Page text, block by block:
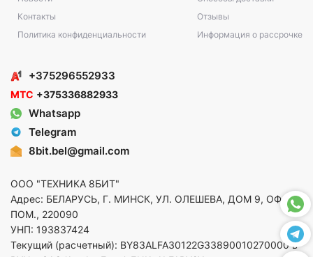
Контакты
Политика конфиденциальности
Отзывы
Информация о рассрочке
+375296552933
МТС +375336882933
Whatsapp
Telegram
8bit.bel@gmail.com
ООО "ТЕХНИКА 8БИТ"
Адрес: БЕЛАРУСЬ, Г. МИНСК, УЛ. ОЛЕШЕВА, ДОМ 9, ОФ. 5,
ПОМ., 220090
УНП: 193837424
Текущий (расчетный): BY83ALFA30122G33890010270000 в